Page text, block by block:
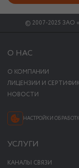
© 2007-2025
О НАС
О КОМПАНИИ
ЛИЦЕНЗИИ И
НОВОСТИ
НАСТРОЙКИ
УСЛУГИ
КАНАЛЫ СВЯЗИ